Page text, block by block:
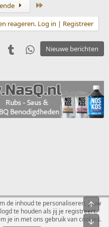
reageren. Log in | Registreer
Nieuwe berichten
PinterestTumblrWhatsApp
Help
R
S
de inhoud te personaliseren, jouw
te houden als jij je registreert.
je in met ons gebruik van cookies.